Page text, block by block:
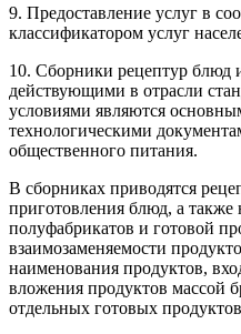
9. Предоставление услуг в
классификатором услуг
10. Сборники рецептур блюд
действующими в отрасли
условиями являются
технологическими
общественного питания.
В сборниках приводятся
приготовления блюд, а
полуфабрикатов и готовой
взаимозаменяемости
наименования продуктов,
вложения продуктов массой
отдельных готовых